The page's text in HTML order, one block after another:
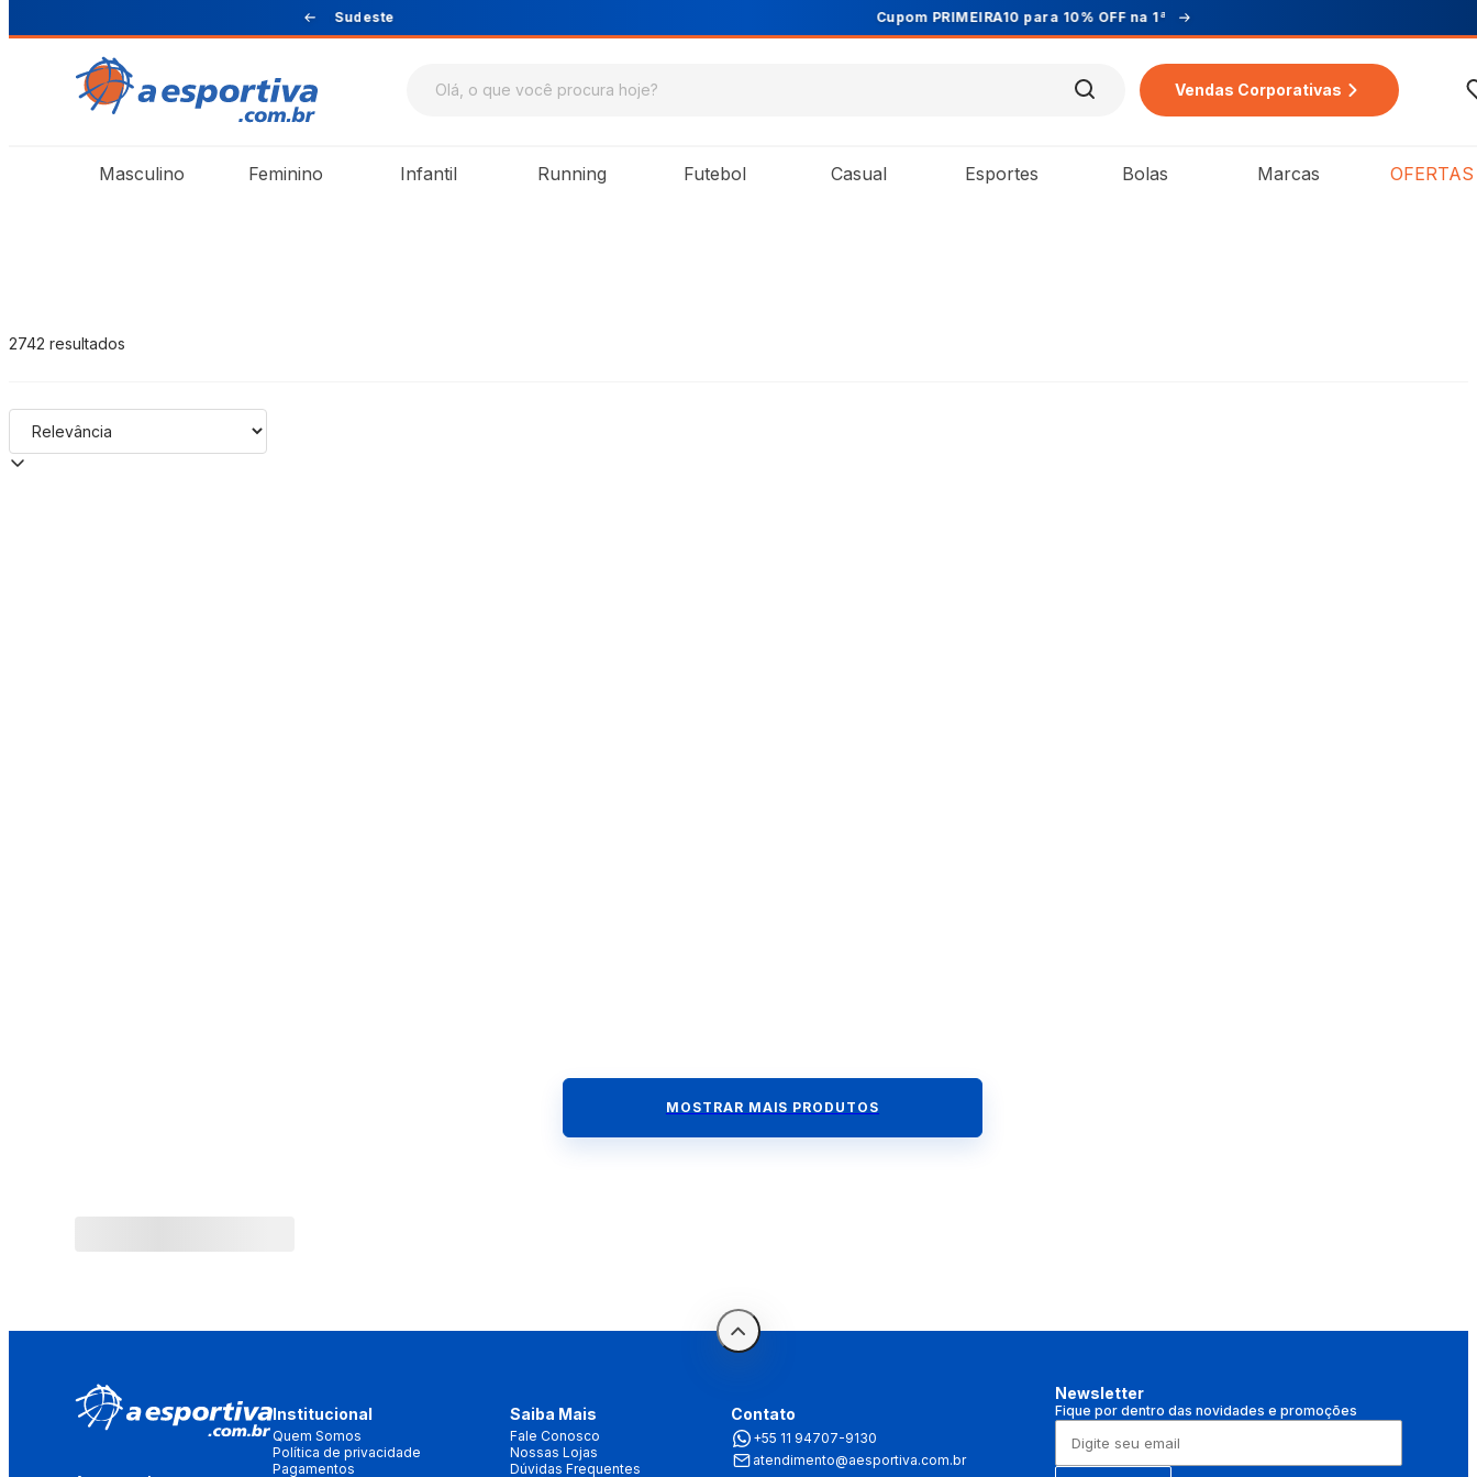
Cupom PRIMEIRA10 para 10% OFF na 1ª compra
Vendas Corporativas
Masculino Feminino Infantil Running Futebol Casual Esportes Bolas Marcas OFERTAS
2742 resultados
MOSTRAR MAIS PRODUTOS
Institucional
Quem Somos
Política de privacidade
Pagamentos
Saiba Mais
Fale Conosco
Nossas Lojas
Dúvidas Frequentes
Contato
+55 11 94707-9130
atendimento@aesportiva.com.br
Newsletter
Fique por dentro das novidades e promoções